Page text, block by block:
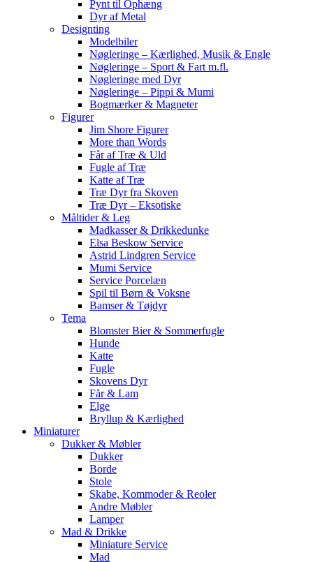
Pynt til Ophæng
Dyr af Metal
Designting
Modelbiler
Nøgleringe – Kærlighed, Musik & Engle
Nøgleringe – Sport & Fart m.fl.
Nøgleringe med Dyr
Nøgleringe – Pippi & Mumi
Bogmærker & Magneter
Figurer
Jim Shore Figurer
More than Words
Får af Træ & Uld
Fugle af Træ
Katte af Træ
Træ Dyr fra Skoven
Træ Dyr – Eksotiske
Måltider & Leg
Madkasser & Drikkedunke
Elsa Beskow Service
Astrid Lindgren Service
Mumi Service
Service Porcelæn
Spil til Børn & Voksne
Bamser & Tøjdyr
Tema
Blomster Bier & Sommerfugle
Hunde
Katte
Fugle
Skovens Dyr
Får & Lam
Elge
Bryllup & Kærlighed
Miniaturer
Dukker & Møbler
Dukker
Borde
Stole
Skabe, Kommoder & Reoler
Andre Møbler
Lamper
Mad & Drikke
Miniature Service
Mad